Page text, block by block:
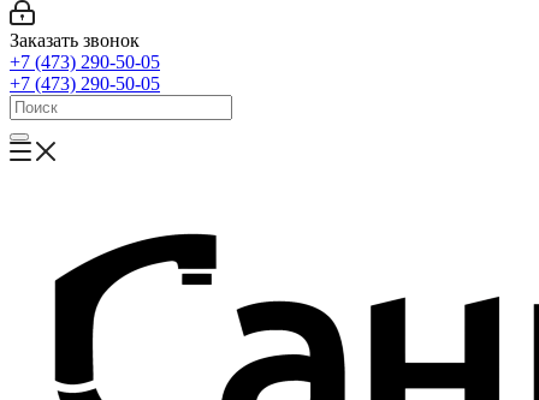
Заказать звонок
+7 (473) 290-50-05
+7 (473) 290-50-05